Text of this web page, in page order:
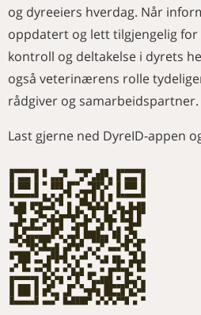
og dyreeiers hverdag. Når
oppdatert og lett tilgjengelig
kontroll og deltakelse i dyrets
også veterinærens rolle
rådgiver og samarbeidspartner.
Last gjerne ned DyreID-appen